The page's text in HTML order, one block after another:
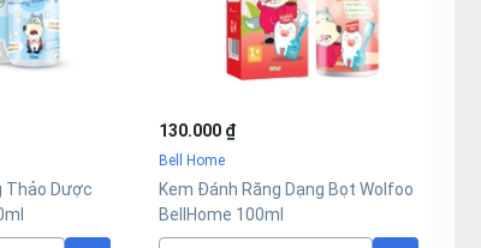
Thảo Dược
130.000 ₫
Bell Home
Kem Đánh Răng Dạng Bọt Wolfoo
BellHome 100ml